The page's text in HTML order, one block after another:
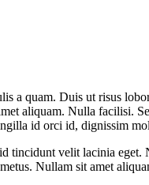
a quam. Duis ut risus
aliquam. Nulla facilisi.
id orci id, dignissim
velit lacinia
Nullam sit amet